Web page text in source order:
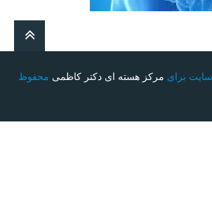
برای مرکز هسته ای دکتر کاظمی محفوظ